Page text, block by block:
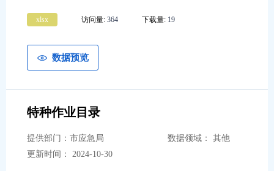
xlsx 访问量: 364 下载量: 19
数据预览
特种作业目录
提供部门：市应急局
数据领域： 其他
更新时间： 2024-10-30